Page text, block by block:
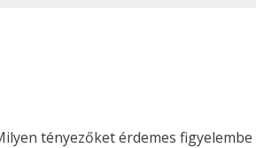
tényezőket érdemes figyelembe